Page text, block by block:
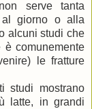
serve tanta
giorno o alla
alcuni studi che
è comunemente
le fratture
studi mostrano
latte, in grandi